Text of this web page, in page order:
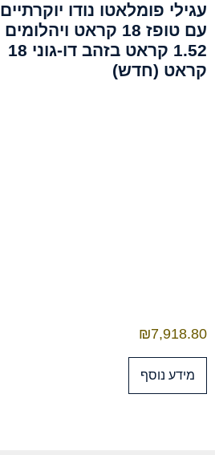
עגילי פומלאטו נודו יוקרתיים
עם טופז 18 קראט ויהלומים
1.52 קראט בזהב דו-גוני 18
קראט (חדש)
₪7,918.80
מידע נוסף